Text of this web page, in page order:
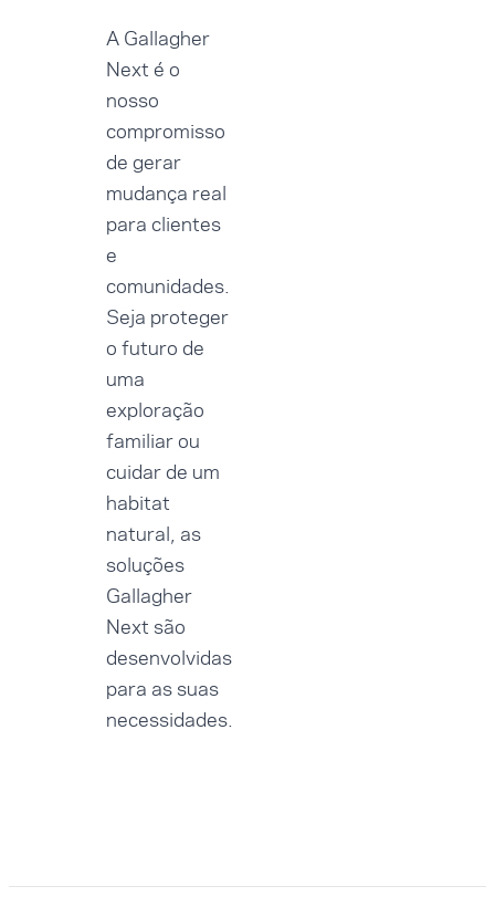
A Gallagher
Next é o
nosso
compromisso
de gerar
mudança real
para clientes
e
comunidades.
Seja proteger
o futuro de
uma
exploração
familiar ou
cuidar de um
habitat
natural, as
soluções
Gallagher
Next são
desenvolvidas
para as suas
necessidades.